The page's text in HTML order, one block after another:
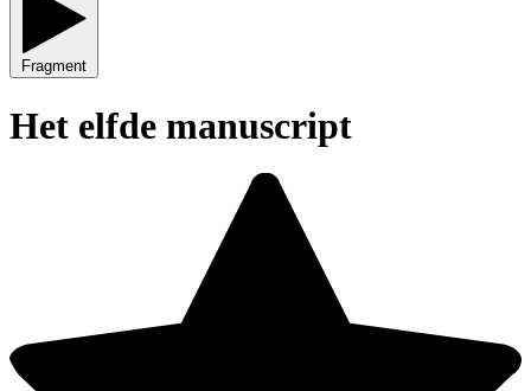
Fragment
Het elfde manuscript